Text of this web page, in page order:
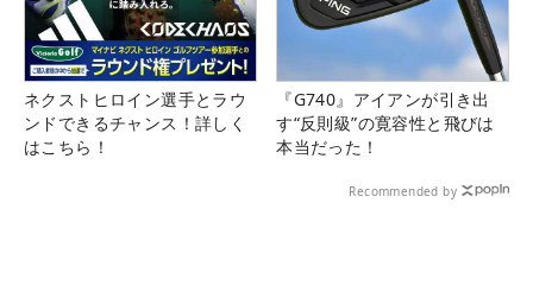
ネクストヒロイン選手とラウ
ンドできるチャンス！詳しく
はこちら！
『G740』アイアンが引き出
す“反則級”の寛容性と飛びは
本当だった！
Recommended by